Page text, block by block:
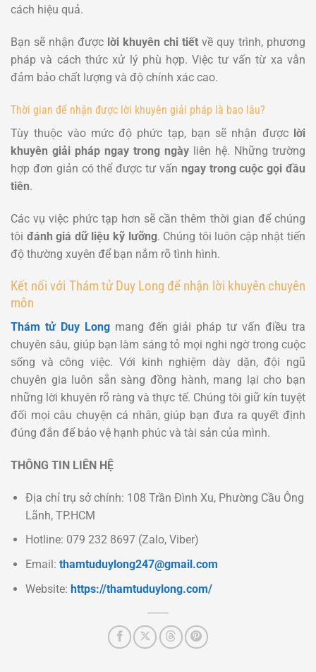
cách hiệu quả.
Bạn sẽ nhận được lời khuyên chi tiết về quy trình, phương
pháp và cách thức xử lý phù hợp. Việc tư vấn từ xa vẫn
đảm bảo chất lượng và độ chính xác cao.
Thời gian để nhận được lời khuyên giải pháp là bao lâu?
Tùy thuộc vào mức độ phức tạp, bạn sẽ nhận được lời
khuyên giải pháp ngay trong ngày liên hệ. Những trường
hợp đơn giản có thể được tư vấn ngay trong cuộc gọi đầu
tiên.
Các vụ việc phức tạp hơn sẽ cần thêm thời gian để chúng
tôi đánh giá dữ liệu kỹ lưỡng. Chúng tôi luôn cập nhật tiến
độ thường xuyên để bạn nắm rõ tình hình.
Kết nối với Thám tử Duy Long để nhận lời khuyên chuyên
môn
Thám tử Duy Long mang đến giải pháp tư vấn điều tra
chuyên sâu, giúp bạn làm sáng tỏ mọi nghi ngờ trong cuộc
sống và công việc. Với kinh nghiệm dày dặn, đội ngũ
chuyên gia luôn sẵn sàng đồng hành, mang lại cho bạn
những lời khuyên rõ ràng và thực tế. Chúng tôi giữ kín tuyệt
đối mọi câu chuyện cá nhân, giúp bạn đưa ra quyết định
đúng đắn để bảo vệ hạnh phúc và tài sản của mình.
THÔNG TIN LIÊN HỆ
Địa chỉ trụ sở chính: 108 Trần Đình Xu, Phường Cầu Ông
Lãnh, TP.HCM
Hotline: 079 232 8697 (Zalo, Viber)
Email: thamtuduylong247@gmail.com
Website: https://thamtuduylong.com/